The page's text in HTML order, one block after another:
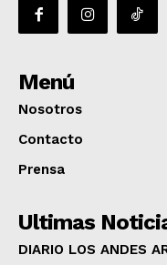
Menú
Nosotros
Contacto
Prensa
Ultimas
DIARIO LOS ANDES